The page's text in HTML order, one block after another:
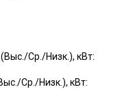
Ср./Низк.), кВт:
Ср./Низк.), кВт: